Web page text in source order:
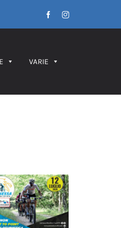
FacebookInstagram
VARIE
Leonessa MTB
Marathon, in
le maglie
tricolori